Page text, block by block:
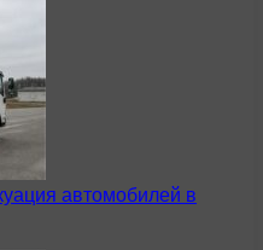
автомобилей в